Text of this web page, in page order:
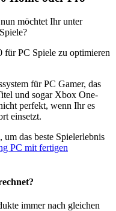
möchtet Ihr unter
für PC Spiele zu optimieren
für PC Gamer, das
und sogar Xbox One-
perfekt, wenn Ihr es
einsetzt.
das beste Spielerlebnis
PC mit fertigen
immer nach gleichen